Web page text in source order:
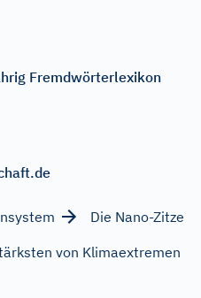
Fremdwörterlexikon
Die Nano-Zitze
von Klimaextremen